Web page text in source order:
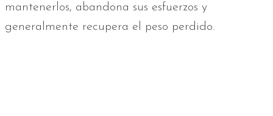
mantenerlos, abandona sus esfuerzos y
generalmente recupera el peso perdido.